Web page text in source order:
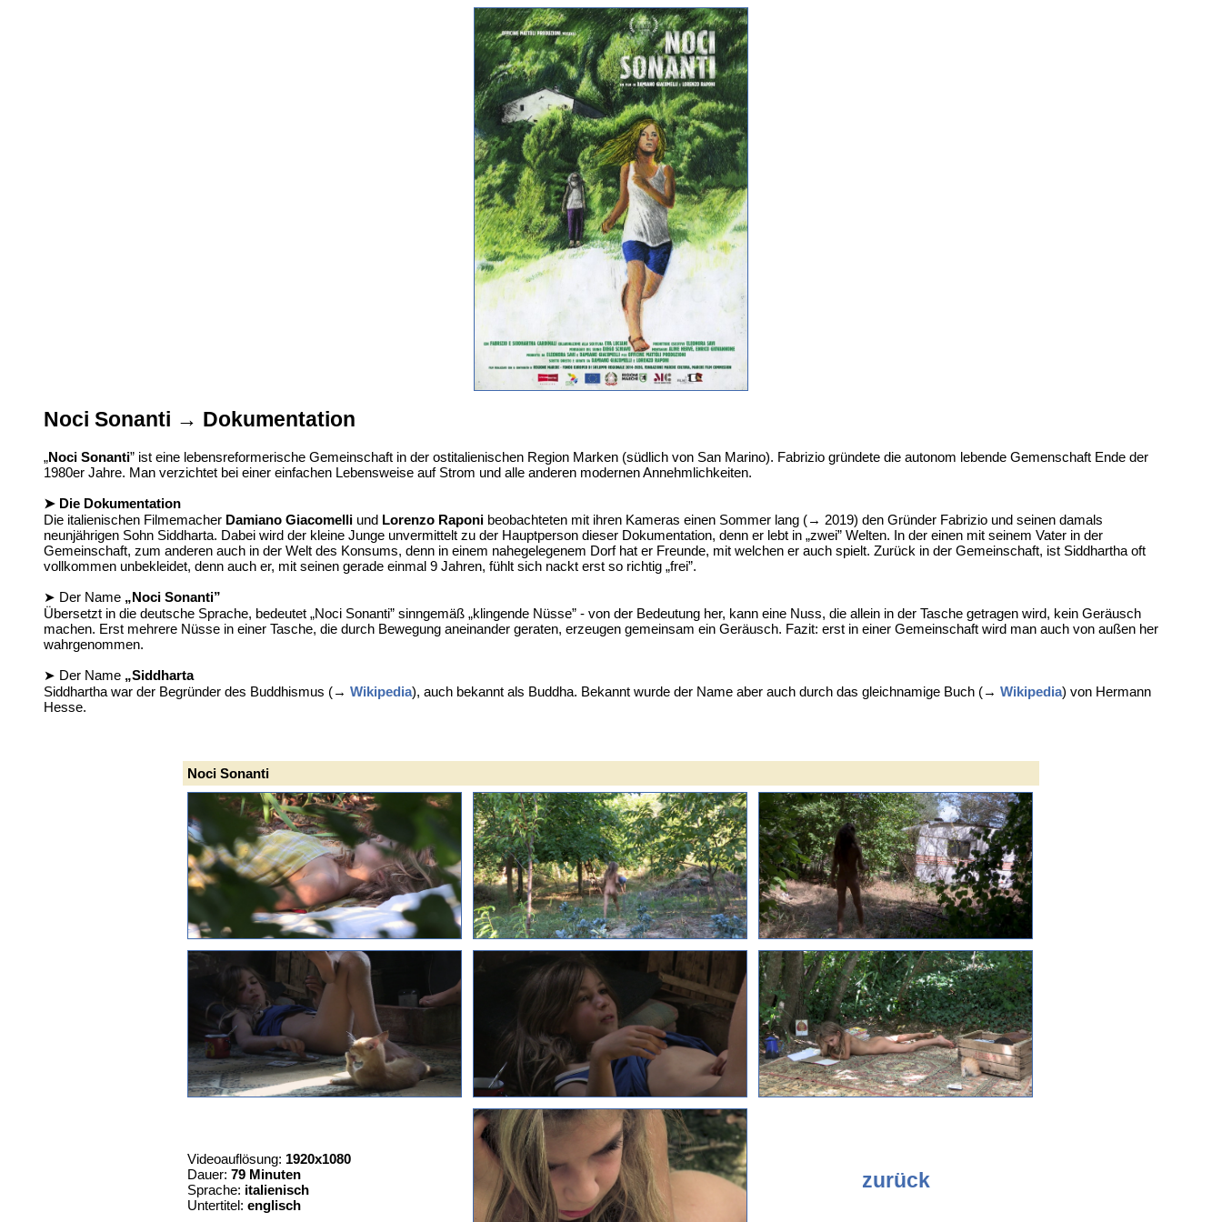
Noci Sonanti → Dokumentation
„Noci Sonanti” ist eine lebensreformerische Gemeinschaft in der ostitalienischen Region Marken (südlich von San Marino). Fabrizio gründete die autonom lebende Gemenschaft Ende der
1980er Jahre. Man verzichtet bei einer einfachen Lebensweise auf Strom und alle anderen modernen Annehmlichkeiten.
➤ Die Dokumentation
Die italienischen Filmemacher Damiano Giacomelli und Lorenzo Raponi beobachteten mit ihren Kameras einen Sommer lang (→ 2019) den Gründer Fabrizio und seinen damals
neunjährigen Sohn Siddharta. Dabei wird der kleine Junge unvermittelt zu der Hauptperson dieser Dokumentation, denn er lebt in „zwei” Welten. In der einen mit seinem Vater in der
Gemeinschaft, zum anderen auch in der Welt des Konsums, denn in einem nahegelegenem Dorf hat er Freunde, mit welchen er auch spielt. Zurück in der Gemeinschaft, ist Siddhartha oft
vollkommen unbekleidet, denn auch er, mit seinen gerade einmal 9 Jahren, fühlt sich nackt erst so richtig „frei”.
➤ Der Name „Noci Sonanti”
Übersetzt in die deutsche Sprache, bedeutet „Noci Sonanti” sinngemäß „klingende Nüsse” - von der Bedeutung her, kann eine Nuss, die allein in der Tasche getragen wird, kein Geräusch
machen. Erst mehrere Nüsse in einer Tasche, die durch Bewegung aneinander geraten, erzeugen gemeinsam ein Geräusch. Fazit: erst in einer Gemeinschaft wird man auch von außen her
wahrgenommen.
➤ Der Name „Siddharta
Siddhartha war der Begründer des Buddhismus (→ Wikipedia), auch bekannt als Buddha. Bekannt wurde der Name aber auch durch das gleichnamige Buch (→ Wikipedia) von Hermann
Hesse.
Noci Sonanti
Videoauflösung: 1920x1080
Dauer: 79 Minuten
Sprache: italienisch
Untertitel: englisch
zurück